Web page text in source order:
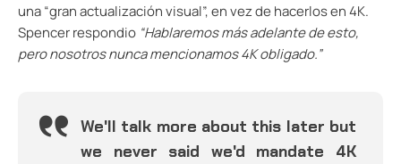
una “gran actualización visual”, en vez de hacerlos en 4K.
Spencer respondio “Hablaremos más adelante de esto,
pero nosotros nunca mencionamos 4K obligado.”
We'll talk more about this later but
we never said we'd mandate 4K